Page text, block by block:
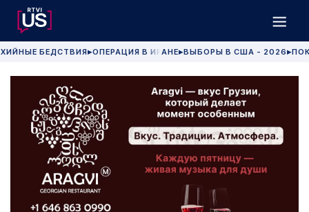
БЕДСТВИЯ▶ОПЕРАЦИЯ В ИРАНЕ▶ВЫБОРЫ В США - 2026 ▶